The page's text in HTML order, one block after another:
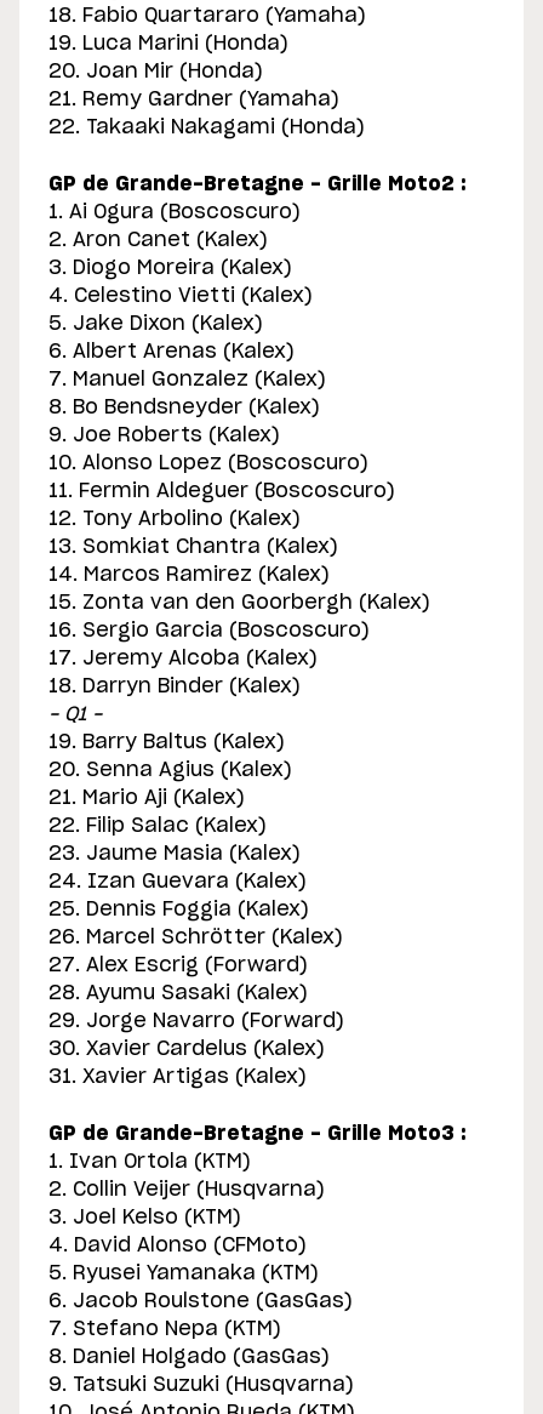
18. Fabio Quartararo (Yamaha)
19. Luca Marini (Honda)
20. Joan Mir (Honda)
21. Remy Gardner (Yamaha)
22. Takaaki Nakagami (Honda)
GP de Grande-Bretagne - Grille Moto2 :
1. Ai Ogura (Boscoscuro)
2. Aron Canet (Kalex)
3. Diogo Moreira (Kalex)
4. Celestino Vietti (Kalex)
5. Jake Dixon (Kalex)
6. Albert Arenas (Kalex)
7. Manuel Gonzalez (Kalex)
8. Bo Bendsneyder (Kalex)
9. Joe Roberts (Kalex)
10. Alonso Lopez (Boscoscuro)
11. Fermin Aldeguer (Boscoscuro)
12. Tony Arbolino (Kalex)
13. Somkiat Chantra (Kalex)
14. Marcos Ramirez (Kalex)
15. Zonta van den Goorbergh (Kalex)
16. Sergio Garcia (Boscoscuro)
17. Jeremy Alcoba (Kalex)
18. Darryn Binder (Kalex)
– Q1 –
19. Barry Baltus (Kalex)
20. Senna Agius (Kalex)
21. Mario Aji (Kalex)
22. Filip Salac (Kalex)
23. Jaume Masia (Kalex)
24. Izan Guevara (Kalex)
25. Dennis Foggia (Kalex)
26. Marcel Schrötter (Kalex)
27. Alex Escrig (Forward)
28. Ayumu Sasaki (Kalex)
29. Jorge Navarro (Forward)
30. Xavier Cardelus (Kalex)
31. Xavier Artigas (Kalex)
GP de Grande-Bretagne - Grille Moto3 :
1. Ivan Ortola (KTM)
2. Collin Veijer (Husqvarna)
3. Joel Kelso (KTM)
4. David Alonso (CFMoto)
5. Ryusei Yamanaka (KTM)
6. Jacob Roulstone (GasGas)
7. Stefano Nepa (KTM)
8. Daniel Holgado (GasGas)
9. Tatsuki Suzuki (Husqvarna)